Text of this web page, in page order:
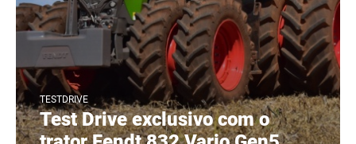
TESTDRIVE
Test Drive exclusivo com o